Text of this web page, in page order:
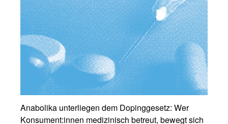
Anabolika unterliegen dem Dopinggesetz: Wer
Konsument:innen medizinisch betreut, bewegt sich